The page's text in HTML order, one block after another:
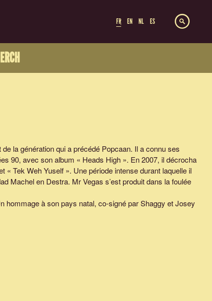
FR EN NL ES
la génération qui a précédé Popcaan. Il a connu ses
90, avec son album « Heads High ». En 2007, il décrocha
« Tek Weh Yuself ». Une période intense durant laquelle il
Machel en Destra. Mr Vegas s’est produit dans la foulée
hommage à son pays natal, co-signé par Shaggy et Josey